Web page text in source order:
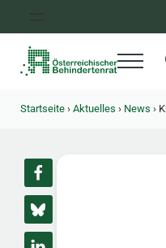
Menü
Startseite › Aktuelles › News ›